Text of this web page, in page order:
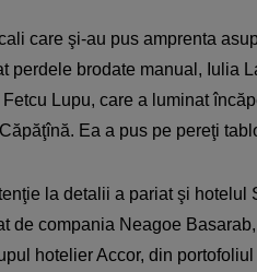
care şi-au pus amprenta
perdele brodate manual, Iulia
Lupu, care a luminat
Ea a pus pe pereţi
la detalii a pariat şi hotelul
de compania Neagoe
hotelier Accor, din